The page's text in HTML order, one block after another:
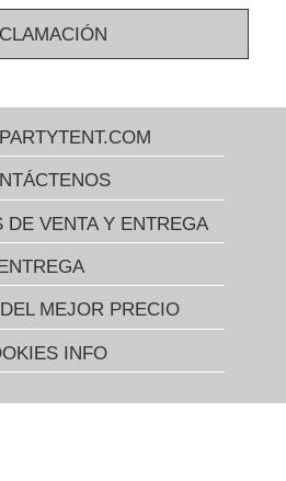
DE VENTA Y ENTREGA
MEJOR PRECIO
INFO